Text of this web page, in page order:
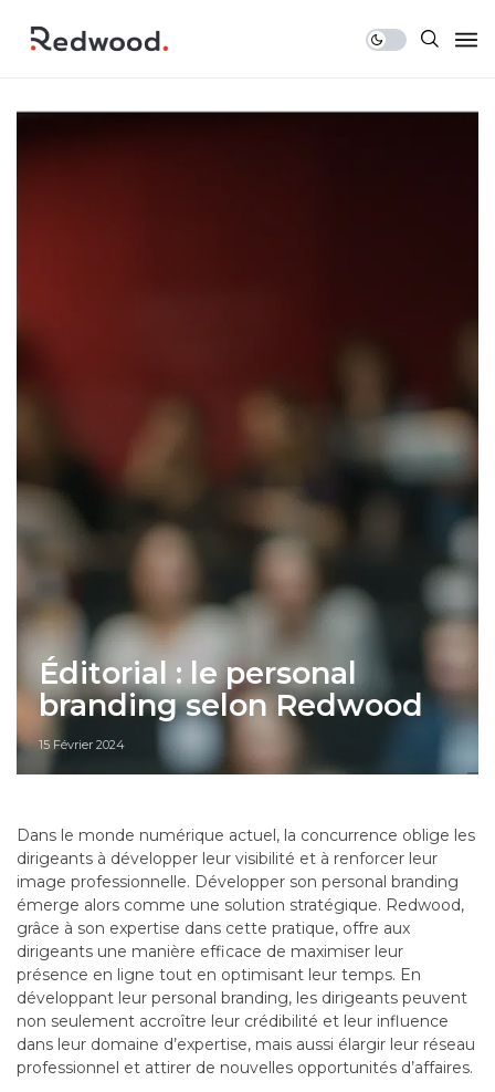
Éditorial : le personal
branding selon Redwood
15 Février 2024
Dans le monde numérique actuel, la concurrence oblige les
dirigeants à développer leur visibilité et à renforcer leur
image professionnelle. Développer son personal branding
émerge alors comme une solution stratégique. Redwood,
grâce à son expertise dans cette pratique, offre aux
dirigeants une manière efficace de maximiser leur
présence en ligne tout en optimisant leur temps. En
développant leur personal branding, les dirigeants peuvent
non seulement accroître leur crédibilité et leur influence
dans leur domaine d’expertise, mais aussi élargir leur réseau
professionnel et attirer de nouvelles opportunités d’affaires.